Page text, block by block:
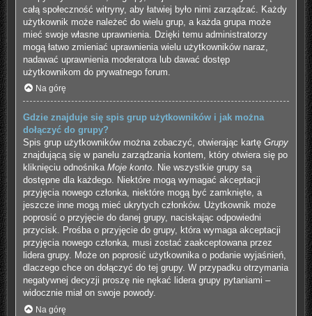
całą społeczność witryny, aby łatwiej było nimi zarządzać. Każdy
użytkownik może należeć do wielu grup, a każda grupa może
mieć swoje własne uprawnienia. Dzięki temu administratorzy
mogą łatwo zmieniać uprawnienia wielu użytkowników naraz,
nadawać uprawnienia moderatora lub dawać dostęp
użytkownikom do prywatnego forum.
Na górę
Gdzie znajduje się spis grup użytkowników i jak można
dołączyć do grupy?
Spis grup użytkowników można zobaczyć, otwierając kartę Grupy
znajdującą się w panelu zarządzania kontem, który otwiera się po
kliknięciu odnośnika Moje konto. Nie wszystkie grupy są
dostępne dla każdego. Niektóre mogą wymagać akceptacji
przyjęcia nowego członka, niektóre mogą być zamknięte, a
jeszcze inne mogą mieć ukrytych członków. Użytkownik może
poprosić o przyjęcie do danej grupy, naciskając odpowiedni
przycisk. Prośba o przyjęcie do grupy, która wymaga akceptacji
przyjęcia nowego członka, musi zostać zaakceptowana przez
lidera grupy. Może on poprosić użytkownika o podanie wyjaśnień,
dlaczego chce on dołączyć do tej grupy. W przypadku otrzymania
negatywnej decyzji proszę nie nękać lidera grupy pytaniami –
widocznie miał on swoje powody.
Na górę